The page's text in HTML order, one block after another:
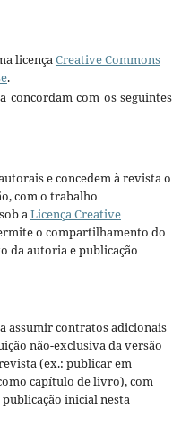
licençaCreative Commons
.
concordam com os seguintes
e concedem à revista o
com o trabalho
aLicença Creative
o compartilhamento do
da autoria e publicação
assumir contratos adicionais
não-exclusiva da versão
(ex.: publicar em
capítulo de livro), com
inicial nesta